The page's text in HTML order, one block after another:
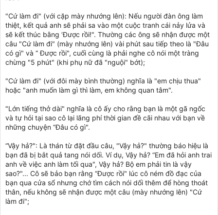
"Cứ làm đi" (với cặp mày nhướng lên): Nếu người đàn ông làm
thiệt, kết quả anh sẽ phải sa vào một cuộc tranh cái nảy lửa và
sẽ kết thúc bằng ‘Được rồi!". Thường các ông sẽ nhận được một
câu "Cứ làm đi" (mày nhướng lên) vài phút sau tiếp theo là "Đâu
có gì" và “ Được rồi", cuối cùng là phải nghe cô nói một tràng
chừng "5 phút" (khi phụ nữ đã "nguội" bớt);
"Cứ làm đi" (với đôi mày bình thường) nghĩa là "em chịu thua"
hoặc "anh muốn làm gì thì làm, em không quan tâm".
"Lớn tiếng thở dài" nghĩa là cô ấy cho rằng bạn là một gã ngốc
và tự hỏi tại sao cô lại lãng phí thời gian đề cãi nhau với bạn về
những chuyện “Đâu có gì".
“Vậy hả?": Là thán từ đặt đầu câu, "Vậy hả?" thường báo hiệu là
bạn đã bị bắt quả tang nói dối. Ví dụ, Vậy hả? “Em đã hỏi anh trai
anh về việc anh làm tối qua", Vậy hả? Bộ em phải tin là vậy
sao?"... Cô sẽ bảo bạn rằng “Được rồi" lúc cô ném đồ đạc của
bạn qua cửa sổ nhưng chớ tìm cách nói dối thêm để hòng thoát
thân, nếu không sẽ nhận được một câu (mày nhướng lên) "Cứ
làm đi";